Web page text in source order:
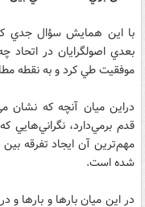
با اين همايش سؤال جدي
بعدي اصولگرايان در اتحاد
موفقيت طي كرد و به نقطه
دراين ميان آنچه كه
قدم برمي‌دارد، نگراني‌ها‌يي
مهم‌ترين آن ايجاد تفرقه
شده است.
در اين ميان بارها و بارها و